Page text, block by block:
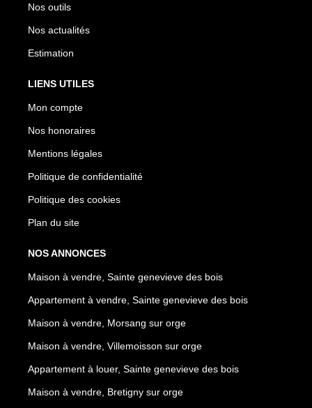
Nos outils
Nos actualités
Estimation
LIENS UTILES
Mon compte
Nos honoraires
Mentions légales
Politique de confidentialité
Politique des cookies
Plan du site
NOS ANNONCES
Maison à vendre, Sainte genevieve des bois
Appartement à vendre, Sainte genevieve des bois
Maison à vendre, Morsang sur orge
Maison à vendre, Villemoisson sur orge
Appartement à louer, Sainte genevieve des bois
Maison à vendre, Bretigny sur orge